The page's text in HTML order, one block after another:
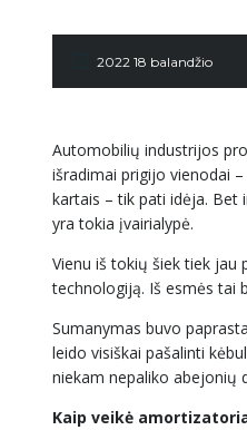
2022 18 balandžio
Automobilių industrijos
išradimai prigijo vienodai
kartais – tik pati idėja.
yra tokia įvairialypė.
Vienu iš tokių šiek tiek jau
technologiją. Iš esmės tai
Sumanymas buvo
leido visiškai pašalinti
niekam nepaliko abejonių
Kaip veikė